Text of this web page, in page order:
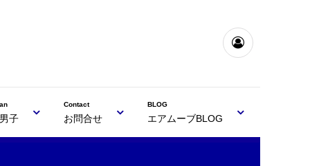
子
Contact
お問合せ
BLOG
エアムーブBLOG